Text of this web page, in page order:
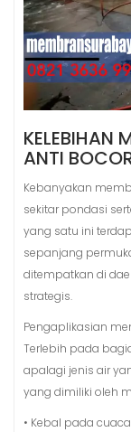
KELEBIHAN
ANTI
Kebanyakan
sekitar pondasi
yang satu ini
sepanjang
ditempatkan di
strategis.
Pengaplikasian
Terlebih pada
apalagi jenis air
yang dimiliki oleh
• Kebal pada